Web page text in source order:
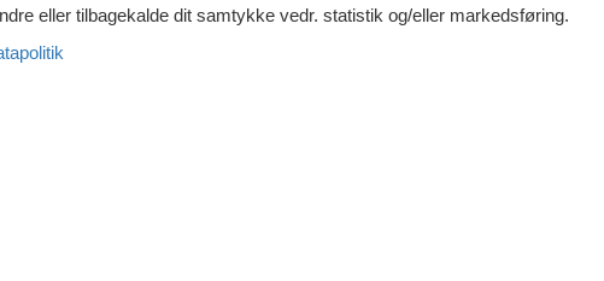
eller tilbagekalde dit samtykke vedr. statistik og/eller markedsføring.